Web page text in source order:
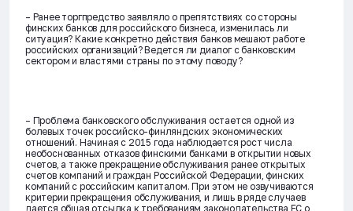
– Ранее торгпредство заявляло о препятствиях со стороны
финских банков для российского бизнеса, изменилась ли
ситуация? Какие конкретно действия банков мешают работе
российских организаций? Ведется ли диалог с банковским
сектором и властями страны по этому поводу?
– Проблема банковского обслуживания остается одной из
болевых точек российско-финляндских экономических
отношений. Начиная с 2015 года наблюдается рост числа
необоснованных отказов финскими банками в открытии новых
счетов, а также прекращение обслуживания ранее открытых
счетов компаний и граждан Российской Федерации, финских
компаний с российским капиталом. При этом не озвучиваются
критерии прекращения обслуживания, и лишь в ряде случаев
дается общая отсылка к требованиям законодательства ЕС о